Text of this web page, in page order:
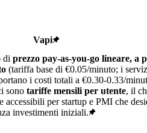
Vapi
di prezzo pay-as-you-go lineare, a
(tariffa base di €0.05/minuto; i
i costi totali a €0.30-0.33/
sono tariffe mensili per utente, il
accessibili per startup e PMI che
investimenti iniziali.